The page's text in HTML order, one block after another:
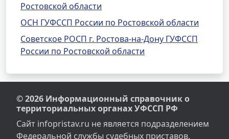
Ростовской области
ОСН ГУФССП России по Ростовской области
Советское РОСП г. Ростова-на-Дону ГУФССП
России по Ростовской области
© 2026 Информационный справочник о
территориальных органах УФССП РФ
Сайт infopristav.ru не является подразделением
Федеральной службы судебных приставов.